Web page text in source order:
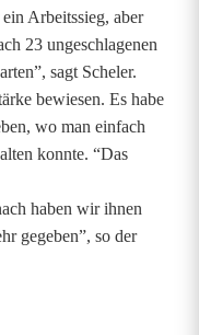
Arbeitssieg, aber
23 ungeschlagenen
sagt Scheler.
bewiesen. Es habe
wo man einfach
konnte. “Das
haben wir ihnen
gegeben”, so der